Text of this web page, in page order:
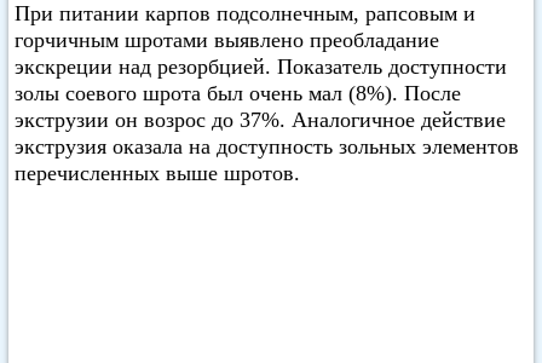
При питании карпов подсолнечным, рапсовым и
горчичным шротами выявлено преобладание
экскреции над резорбцией. Показатель доступности
золы соевого шрота был очень мал (8%). После
экструзии он возрос до 37%. Аналогичное действие
экструзия оказала на доступность зольных элементов
перечисленных выше шротов.